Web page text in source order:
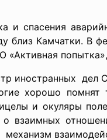
и спасения
близ Камчатки. В
«Активная
иностранных дел
хорошо
и окуляры